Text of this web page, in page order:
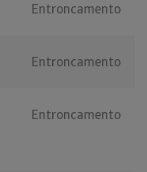
Entroncamento
Entroncamento
Entroncamento